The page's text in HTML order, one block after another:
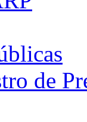
de